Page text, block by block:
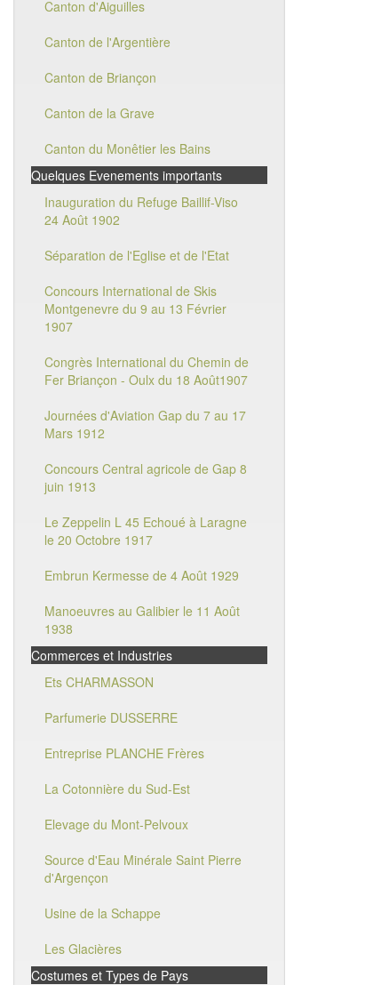
Canton d'Aiguilles
Canton de l'Argentière
Canton de Briançon
Canton de la Grave
Canton du Monêtier les Bains
Quelques Evenements importants
Inauguration du Refuge Baillif-Viso
24 Août 1902
Séparation de l'Eglise et de l'Etat
Concours International de Skis
Montgenevre du 9 au 13 Février
1907
Congrès International du Chemin de
Fer Briançon - Oulx du 18 Août1907
Journées d'Aviation Gap du 7 au 17
Mars 1912
Concours Central agricole de Gap 8
juin 1913
Le Zeppelin L 45 Echoué à Laragne
le 20 Octobre 1917
Embrun Kermesse de 4 Août 1929
Manoeuvres au Galibier le 11 Août
1938
Commerces et Industries
Ets CHARMASSON
Parfumerie DUSSERRE
Entreprise PLANCHE Frères
La Cotonnière du Sud-Est
Elevage du Mont-Pelvoux
Source d'Eau Minérale Saint Pierre
d'Argençon
Usine de la Schappe
Les Glacières
Costumes et Types de Pays